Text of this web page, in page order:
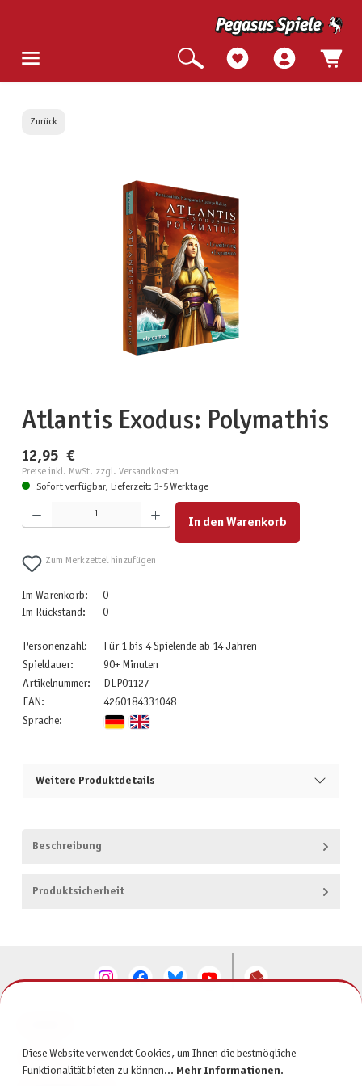
Zurück
Bildergalerie überspringen
Atlantis Exodus: Polymathis
12,95 €
Preise inkl. MwSt. zzgl. Versandkosten
Sofort verfügbar, Lieferzeit: 3-5 Werktage
Produkt Anzahl: Gib den gewünschten Wert ein oder benutze die Schaltflächen um die Anzahl zu
In den Warenkorb
Zum Merkzettel hinzufügen
Im Warenkorb:
0
Im Rückstand:
0
Personenzahl:
Für 1 bis 4 Spielende ab 14 Jahren
Spieldauer:
90+ Minuten
Artikelnummer:
DLP01127
EAN:
4260184331048
Sprache:
Weitere Produktdetails
Beschreibung
Produktsicherheit
SERVICE
Diese Website verwendet Cookies, um Ihnen die bestmögliche
Funktionalität bieten zu können... Mehr Informationen.